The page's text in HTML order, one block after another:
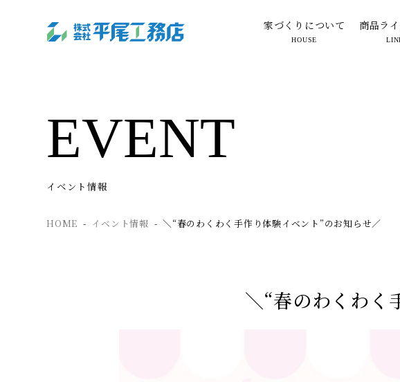
家づくりについて
HOUSE
商品ラ
EVENT
イベント情報
HOME イベント情報 ＼“春のわくわく手作り体験イベント”のお知らせ／
＼“春のわくわく